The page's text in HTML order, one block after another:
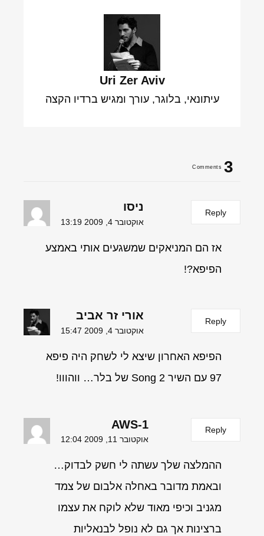
Uri Zer Aviv
עיתונאי, בלוגר, עורך ומגיש ברדיו הקצה
3
Comments
ניסו
אוקטובר 4, 2009 13:19
Reply
אז הם המניאקים שמשגעים אותי באמצע
הפיפא?!
אורי זר אביב
אוקטובר 4, 2009 15:47
Reply
הפיפא האחרון שיצא לי לשחק היה פיפא
97 עם השיר Song 2 של בלר… ווהווו!
AWS-1
אוקטובר 11, 2009 12:04
Reply
ההמלצה שלך עשתה לי חשק לבדוק…
ובאמת מדובר באחלה אלבום של צמד
מגניב וכיפי מאוד שלא לוקח את עצמו
ברצינות אך גם לא נופל לבנאליות